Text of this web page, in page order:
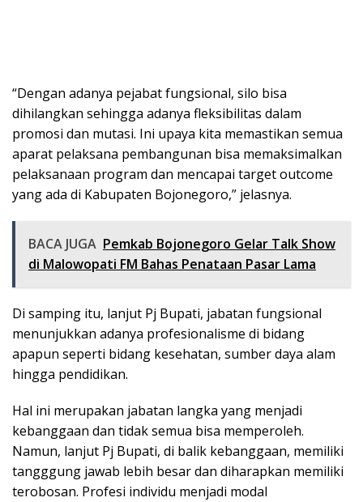
“Dengan adanya pejabat fungsional, silo bisa
dihilangkan sehingga adanya fleksibilitas dalam
promosi dan mutasi. Ini upaya kita memastikan semua
aparat pelaksana pembangunan bisa memaksimalkan
pelaksanaan program dan mencapai target outcome
yang ada di Kabupaten Bojonegoro,” jelasnya.
BACA JUGA Pemkab Bojonegoro Gelar Talk Show
di Malowopati FM Bahas Penataan Pasar Lama
Di samping itu, lanjut Pj Bupati, jabatan fungsional
menunjukkan adanya profesionalisme di bidang
apapun seperti bidang kesehatan, sumber daya alam
hingga pendidikan.
Hal ini merupakan jabatan langka yang menjadi
kebanggaan dan tidak semua bisa memperoleh.
Namun, lanjut Pj Bupati, di balik kebanggaan, memiliki
tangggung jawab lebih besar dan diharapkan memiliki
terobosan. Profesi individu menjadi modal